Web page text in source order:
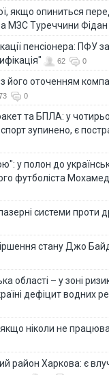
якщо опиниться
МЗС Туреччини Фідан
пенсіонера: ПФУ
62 0
його оточенням
0
та БПЛА: у
зупинено, є
у полон до
футболіста
системи проти
стану Джо
області – у зоні
дефіцит водних
ніколи не
район Харкова: є